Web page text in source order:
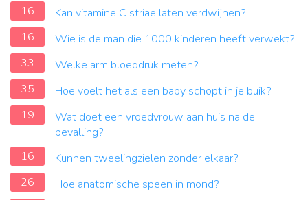
16
Kan vitamine C striae laten verdwijnen?
16
Wie is de man die 1000 kinderen heeft verwekt?
33
Welke arm bloeddruk meten?
35
Hoe voelt het als een baby schopt in je buik?
19
Wat doet een vroedvrouw aan huis na de
bevalling?
16
Kunnen tweelingzielen zonder elkaar?
26
Hoe anatomische speen in mond?